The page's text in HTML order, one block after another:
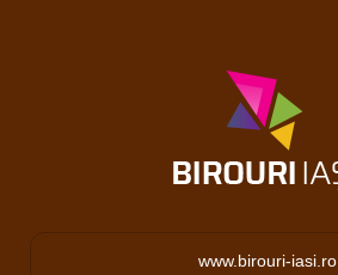
www.birouri-iasi.ro